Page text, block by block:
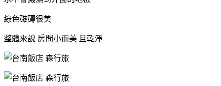
綠色磁磚很美
整體來說 房間小而美 且乾淨